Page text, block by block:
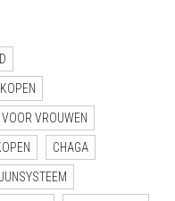
VROUWEN
CHAGA